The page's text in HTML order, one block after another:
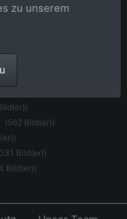
(562 Bild(er))
Bild(er))
Bild(er))
zu unserem